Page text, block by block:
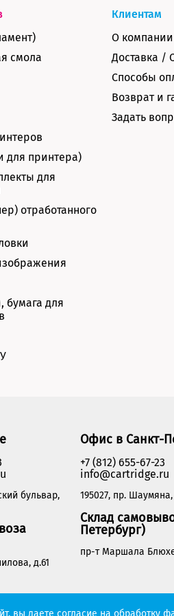
смола
для принтера)
для
отработанного
бумага для
Клиентам
О компании
Доставка /
Способы
Возврат и
Задать
бульвар,
д.61
Офис в Санкт-
+7 (812) 655-67-23
info@cartridge.ru
195027, пр. Шаумяна,
Склад
Петербург)
пр-т Маршала
Все права защищены
вы даете согласие на обработку